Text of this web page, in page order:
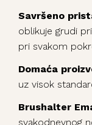
Savršeno
oblikuje grudi
pri svakom
Domaća
uz visok
Brushalter
svakodnevnog